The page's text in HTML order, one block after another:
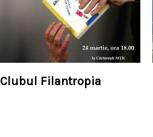
Clubul Filantropia